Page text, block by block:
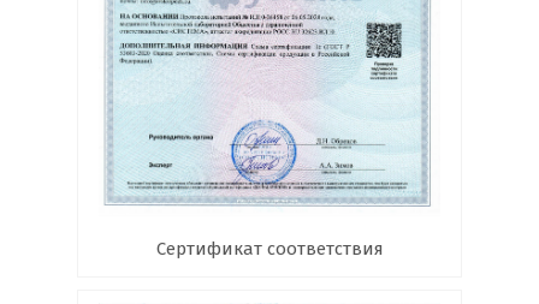
Сертификат соответствия